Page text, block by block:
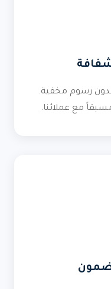
بدون رسوم مخفية.
مع عملائنا.